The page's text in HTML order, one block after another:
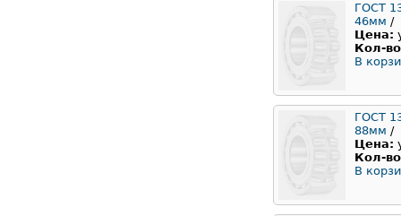
ГОСТ
46мм /
Цена:
Кол-
В
ГОСТ
88мм /
Цена:
Кол-
В